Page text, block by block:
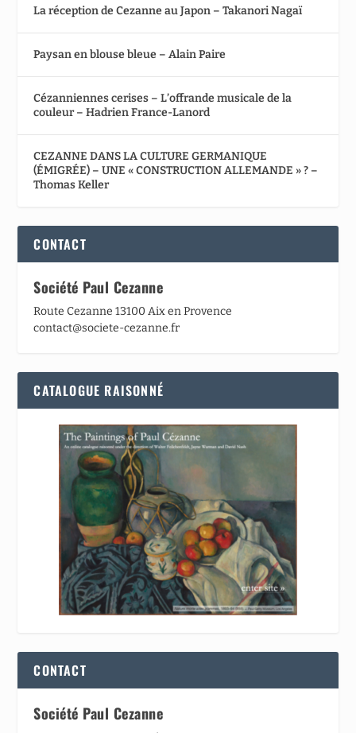
La réception de Cezanne au Japon – Takanori Nagaï
Paysan en blouse bleue – Alain Paire
Cézanniennes cerises – L’offrande musicale de la
couleur – Hadrien France-Lanord
CEZANNE DANS LA CULTURE GERMANIQUE
(ÉMIGRÉE) – UNE « CONSTRUCTION ALLEMANDE » ? –
Thomas Keller
CONTACT
Société Paul Cezanne
Route Cezanne 13100 Aix en Provence
contact@societe-cezanne.fr
CATALOGUE RAISONNÉ
CONTACT
Société Paul Cezanne